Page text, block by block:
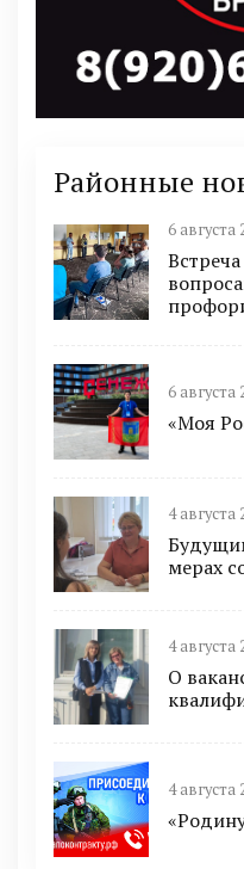
Районные
6 августа
6 августа
«Моя
4 августа
мерах
4 августа
О
4 августа